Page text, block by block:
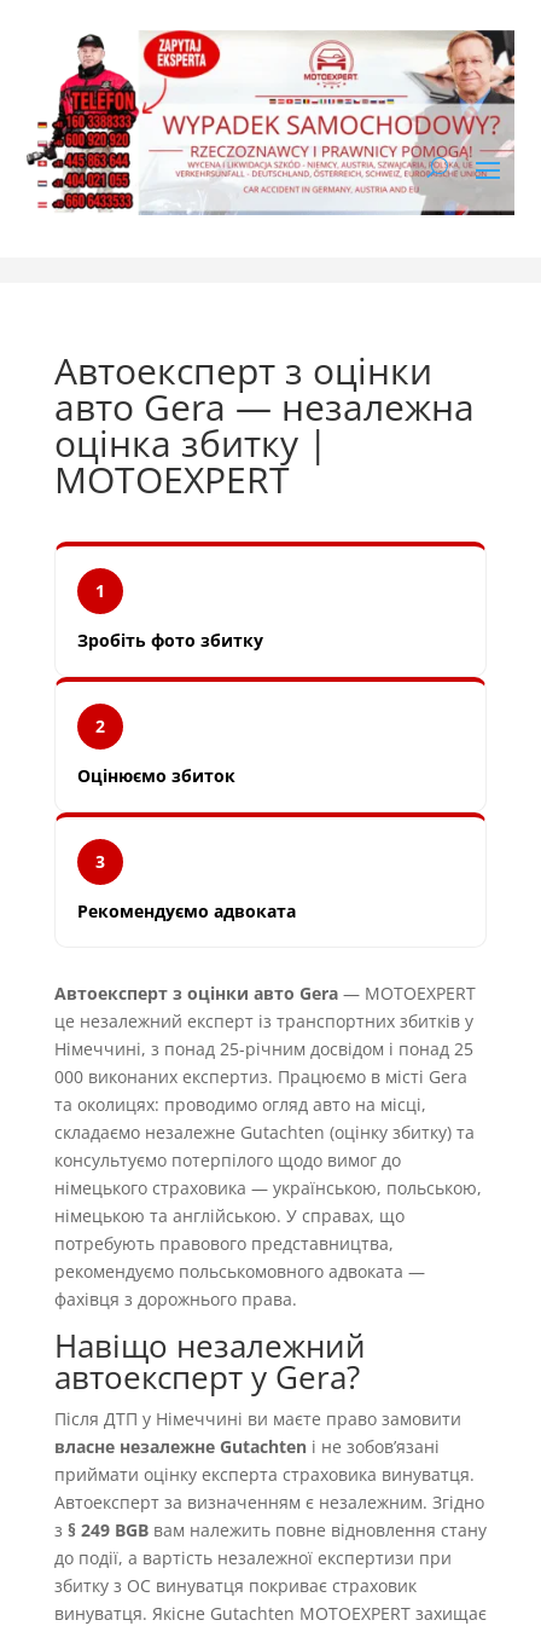
Автоексперт з оцінки
авто Gera — незалежна
оцінка збитку |
MOTOEXPERT
1
Зробіть фото збитку
2
Оцінюємо збиток
3
Рекомендуємо адвоката
Автоексперт з оцінки авто Gera— MOTOEXPERT
це незалежний експерт із транспортних збитків у
Німеччині, з понад 25-річним досвідом і понад 25
000 виконаних експертиз. Працюємо в місті Gera
та околицях: проводимо огляд авто на місці,
складаємо незалежне Gutachten (оцінку збитку) та
консультуємо потерпілого щодо вимог до
німецького страховика — українською, польською,
німецькою та англійською. У справах, що
потребують правового представництва,
рекомендуємо польськомовного адвоката —
фахівця з дорожнього права.
Навіщо незалежний
автоексперт у Gera?
Після ДТП у Німеччині ви маєте право замовити
власне незалежне Gutachtenі не зобовʼязані
приймати оцінку експерта страховика винуватця.
Автоексперт за визначенням є незалежним. Згідно
з § 249 BGBвам належить повне відновлення стану
до події, а вартість незалежної експертизи при
збитку з OC винуватця покриває страховик
винуватця. Якісне Gutachten MOTOEXPERT захищає